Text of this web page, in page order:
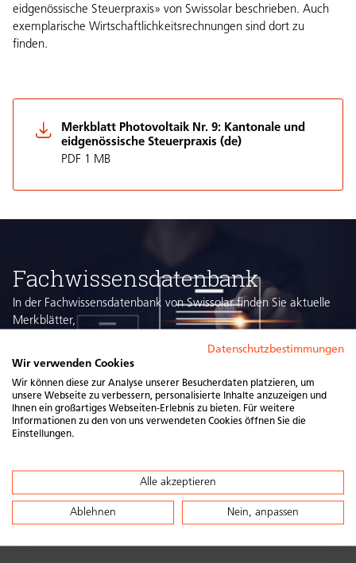
eidgenössische Steuerpraxis» von Swissolar beschrieben. Auch
exemplarische Wirtschaftlichkeitsrechnungen sind dort zu
finden.
Merkblatt Photovoltaik Nr. 9: Kantonale und
eidgenössische Steuerpraxis (de)
PDF 1 MB
Fachwissensdatenbank
In der Fachwissensdatenbank von Swissolar finden Sie aktuelle
Merkblätter,
und vielen weiteren.
Zur Datenbank
Datenschutzbestimmungen
Wir verwenden Cookies
Wir können diese zur Analyse unserer Besucherdaten platzieren, um
unsere Webseite zu verbessern, personalisierte Inhalte anzuzeigen und
Ihnen ein großartiges Webseiten-Erlebnis zu bieten. Für weitere
Informationen zu den von uns verwendeten Cookies öffnen Sie die
Einstellungen.
Alle akzeptieren
Ablehnen Nein, anpassen